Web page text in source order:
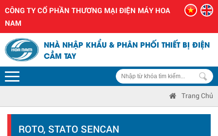
CÔNG TY CỔ PHẦN THƯƠNG MẠI ĐIỆN MÁY HOA
NAM
NHÀ NHẬP KHẨU & PHÂN PHỐI THIẾT BỊ ĐIỆN
CẦM TAY
Trang Chủ
ROTO, STATO SENCAN